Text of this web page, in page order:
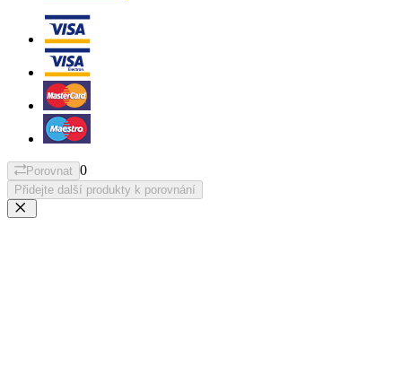
Porovnat 0
Přidejte další produkty k porovnání